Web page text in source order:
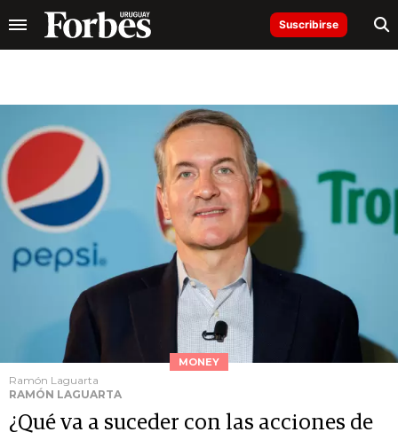
Suscribirse
MONEY
Ramón Laguarta
RAMÓN LAGUARTA
¿Qué va a suceder con las acciones de